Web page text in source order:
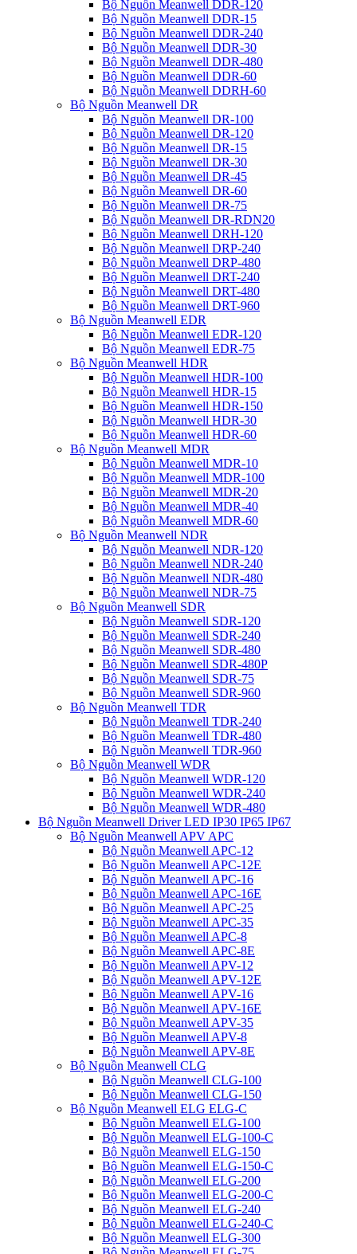
Bộ Nguồn Meanwell DDR-120
Bộ Nguồn Meanwell DDR-15
Bộ Nguồn Meanwell DDR-240
Bộ Nguồn Meanwell DDR-30
Bộ Nguồn Meanwell DDR-480
Bộ Nguồn Meanwell DDR-60
Bộ Nguồn Meanwell DDRH-60
Bộ Nguồn Meanwell DR
Bộ Nguồn Meanwell DR-100
Bộ Nguồn Meanwell DR-120
Bộ Nguồn Meanwell DR-15
Bộ Nguồn Meanwell DR-30
Bộ Nguồn Meanwell DR-45
Bộ Nguồn Meanwell DR-60
Bộ Nguồn Meanwell DR-75
Bộ Nguồn Meanwell DR-RDN20
Bộ Nguồn Meanwell DRH-120
Bộ Nguồn Meanwell DRP-240
Bộ Nguồn Meanwell DRP-480
Bộ Nguồn Meanwell DRT-240
Bộ Nguồn Meanwell DRT-480
Bộ Nguồn Meanwell DRT-960
Bộ Nguồn Meanwell EDR
Bộ Nguồn Meanwell EDR-120
Bộ Nguồn Meanwell EDR-75
Bộ Nguồn Meanwell HDR
Bộ Nguồn Meanwell HDR-100
Bộ Nguồn Meanwell HDR-15
Bộ Nguồn Meanwell HDR-150
Bộ Nguồn Meanwell HDR-30
Bộ Nguồn Meanwell HDR-60
Bộ Nguồn Meanwell MDR
Bộ Nguồn Meanwell MDR-10
Bộ Nguồn Meanwell MDR-100
Bộ Nguồn Meanwell MDR-20
Bộ Nguồn Meanwell MDR-40
Bộ Nguồn Meanwell MDR-60
Bộ Nguồn Meanwell NDR
Bộ Nguồn Meanwell NDR-120
Bộ Nguồn Meanwell NDR-240
Bộ Nguồn Meanwell NDR-480
Bộ Nguồn Meanwell NDR-75
Bộ Nguồn Meanwell SDR
Bộ Nguồn Meanwell SDR-120
Bộ Nguồn Meanwell SDR-240
Bộ Nguồn Meanwell SDR-480
Bộ Nguồn Meanwell SDR-480P
Bộ Nguồn Meanwell SDR-75
Bộ Nguồn Meanwell SDR-960
Bộ Nguồn Meanwell TDR
Bộ Nguồn Meanwell TDR-240
Bộ Nguồn Meanwell TDR-480
Bộ Nguồn Meanwell TDR-960
Bộ Nguồn Meanwell WDR
Bộ Nguồn Meanwell WDR-120
Bộ Nguồn Meanwell WDR-240
Bộ Nguồn Meanwell WDR-480
Bộ Nguồn Meanwell Driver LED IP30 IP65 IP67
Bộ Nguồn Meanwell APV APC
Bộ Nguồn Meanwell APC-12
Bộ Nguồn Meanwell APC-12E
Bộ Nguồn Meanwell APC-16
Bộ Nguồn Meanwell APC-16E
Bộ Nguồn Meanwell APC-25
Bộ Nguồn Meanwell APC-35
Bộ Nguồn Meanwell APC-8
Bộ Nguồn Meanwell APC-8E
Bộ Nguồn Meanwell APV-12
Bộ Nguồn Meanwell APV-12E
Bộ Nguồn Meanwell APV-16
Bộ Nguồn Meanwell APV-16E
Bộ Nguồn Meanwell APV-35
Bộ Nguồn Meanwell APV-8
Bộ Nguồn Meanwell APV-8E
Bộ Nguồn Meanwell CLG
Bộ Nguồn Meanwell CLG-100
Bộ Nguồn Meanwell CLG-150
Bộ Nguồn Meanwell ELG ELG-C
Bộ Nguồn Meanwell ELG-100
Bộ Nguồn Meanwell ELG-100-C
Bộ Nguồn Meanwell ELG-150
Bộ Nguồn Meanwell ELG-150-C
Bộ Nguồn Meanwell ELG-200
Bộ Nguồn Meanwell ELG-200-C
Bộ Nguồn Meanwell ELG-240
Bộ Nguồn Meanwell ELG-240-C
Bộ Nguồn Meanwell ELG-300